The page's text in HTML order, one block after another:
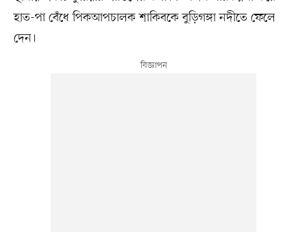
হাত-পা বেঁধে পিকআপচালক শাকিবকে বুড়িগঙ্গা নদীতে ফেলে
দেন।